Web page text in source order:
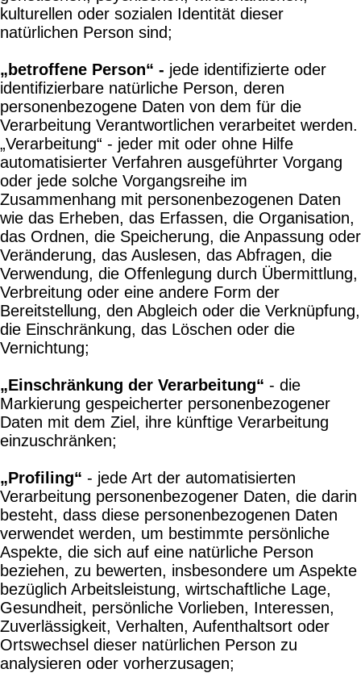
kulturellen oder sozialen Identität dieser
natürlichen Person sind;
„betroffene Person“ - jede identifizierte oder
identifizierbare natürliche Person, deren
personenbezogene Daten von dem für die
Verarbeitung Verantwortlichen verarbeitet werden.
„Verarbeitung“ - jeder mit oder ohne Hilfe
automatisierter Verfahren ausgeführter Vorgang
oder jede solche Vorgangsreihe im
Zusammenhang mit personenbezogenen Daten
wie das Erheben, das Erfassen, die Organisation,
das Ordnen, die Speicherung, die Anpassung oder
Veränderung, das Auslesen, das Abfragen, die
Verwendung, die Offenlegung durch Übermittlung,
Verbreitung oder eine andere Form der
Bereitstellung, den Abgleich oder die Verknüpfung,
die Einschränkung, das Löschen oder die
Vernichtung;
„Einschränkung der Verarbeitung“ - die
Markierung gespeicherter personenbezogener
Daten mit dem Ziel, ihre künftige Verarbeitung
einzuschränken;
„Profiling“ - jede Art der automatisierten
Verarbeitung personenbezogener Daten, die darin
besteht, dass diese personenbezogenen Daten
verwendet werden, um bestimmte persönliche
Aspekte, die sich auf eine natürliche Person
beziehen, zu bewerten, insbesondere um Aspekte
bezüglich Arbeitsleistung, wirtschaftliche Lage,
Gesundheit, persönliche Vorlieben, Interessen,
Zuverlässigkeit, Verhalten, Aufenthaltsort oder
Ortswechsel dieser natürlichen Person zu
analysieren oder vorherzusagen;